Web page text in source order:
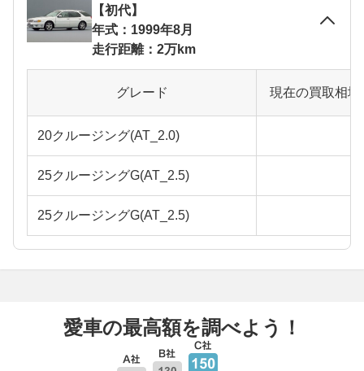
【初代】
年式：1999年8月
走行距離：2万km
グレード 現在の買取相
20クルージング(AT_2.0)
25クルージングG(AT_2.5)
25クルージングG(AT_2.5)
愛車の最高額を調べよう！